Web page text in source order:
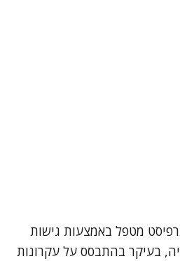
מטפל באמצעות גישות
בעיקר בהתבסס על עקרונות